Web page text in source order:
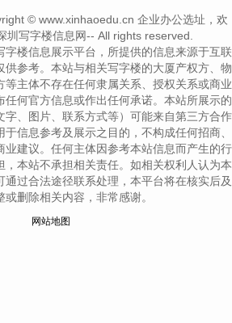
© www.xinhaoedu.cn 企业办公选址，欢
圳写字楼信息网-- All rights reserved.
字楼信息展示平台，所提供的信息来源于互联
供参考。本站与相关写字楼的大厦产权方、物
等主体不存在任何隶属关系、授权关系或商业
任何官方信息或作出任何承诺。本站所展示的
字、图片、联系方式等）可能来自第三方合作
信息参考及展示之目的，不构成任何招商、
业建议。任何主体因参考本站信息而产生的行
，本站不承担相关责任。如相关权利人认为本
过合法途径联系处理，本平台将在核实后及
或删除相关内容，非常感谢。
网站地图